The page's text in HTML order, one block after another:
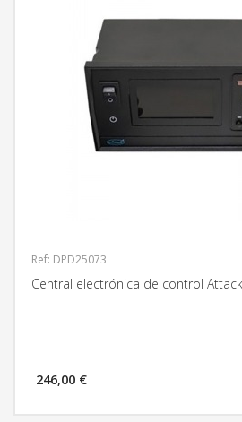
Ref: DPD25073
Central electrónica de control Attack
246,00 €